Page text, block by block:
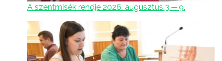
A szentmisék rendje 2026. augusztus 3 ─ 9.